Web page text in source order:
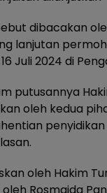
dibacakan
lanjutan
Juli 2024 di
putusannya
oleh kedua
oleh Hakim